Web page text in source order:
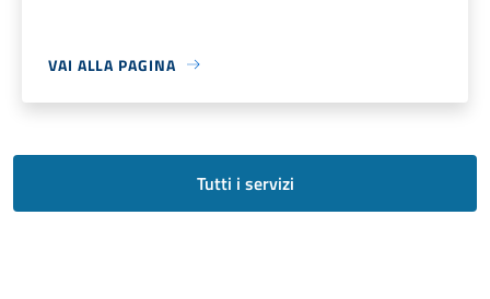
VAI ALLA PAGINA
Tutti i servizi